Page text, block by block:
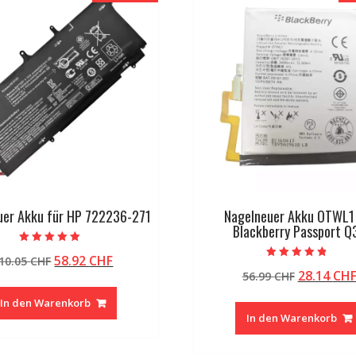
Akku für HP 722236-271
5.00
von 5
CHFUrsprünglicher
war:
110.05 CHF
58.92 CHFAktueller
In den Warenkorb
Nagelneuer Akku
Blackberry Passport
4.50
von 5
56.99CHF
war:
56.99 CHF
28.14CHF
In den Warenkorb